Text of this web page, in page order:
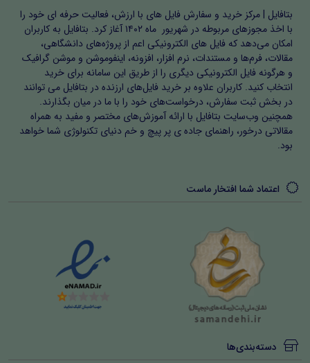
بتافایل | مرکز خرید و سفارش فایل های با ارزش، فعالیت حرفه ای خود را
با اخذ مجوزهای مربوطه در شهریور ماه ۱۴۰۲ آغاز کرد. بتافایل به کاربران
امکان می‌دهد که فایل های الکترونیکی اعم از پروژه‌های دانشگاهی،
مقالات، فرم‌ها و مستندات، نرم افزار، افزونه، اینفوموشن و موشن گرافیک
و هرگونه فایل الکترونیکی دیگری را از طریق این سامانه برای خرید
انتخاب کنید. کاربران علاوه بر خرید فایل‌های ارزنده در بتافایل می توانند
در بخش ثبت سفارش، درخواست‌های خود را با ما در میان بگذارند.
همچنین وب‌سایت بتافایل با ارائه آموزش‌های مختصر و مفید به همراه
مقالاتی درخور، راهنمای جاده ی پر پیچ و خم دنیای تکنولوژی شما خواهد
بود.
اعتماد شما افتخار ماست
دسته‌بندی‌ها